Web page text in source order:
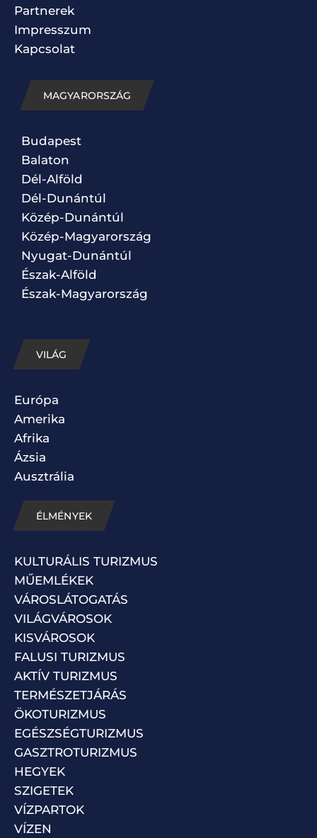
Partnerek
Impresszum
Kapcsolat
MAGYARORSZÁG
Budapest
Balaton
Dél-Alföld
Dél-Dunántúl
Közép-Dunántúl
Közép-Magyarország
Nyugat-Dunántúl
Észak-Alföld
Észak-Magyarország
VILÁG
Európa
Amerika
Afrika
Ázsia
Ausztrália
ÉLMÉNYEK
KULTURÁLIS TURIZMUS
MŰEMLÉKEK
VÁROSLÁTOGATÁS
VILÁGVÁROSOK
KISVÁROSOK
FALUSI TURIZMUS
AKTÍV TURIZMUS
TERMÉSZETJÁRÁS
ÖKOTURIZMUS
EGÉSZSÉGTURIZMUS
GASZTROTURIZMUS
HEGYEK
SZIGETEK
VÍZPARTOK
VÍZEN